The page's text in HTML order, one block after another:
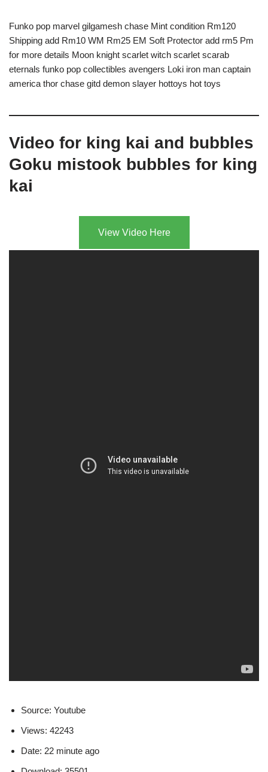
Funko pop marvel gilgamesh chase Mint condition Rm120
Shipping add Rm10 WM Rm25 EM Soft Protector add rm5 Pm
for more details Moon knight scarlet witch scarlet scarab
eternals funko pop collectibles avengers Loki iron man captain
america thor chase gitd demon slayer hottoys hot toys
Video for king kai and bubbles
Goku mistook bubbles for king
kai
View Video Here
Source: Youtube
Views: 42243
Date: 22 minute ago